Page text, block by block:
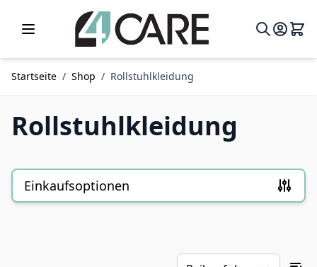
Zum Inhalt springen
Startseite / Shop / Rollstuhlkleidung
Rollstuhlkleidung
Einkaufsoptionen